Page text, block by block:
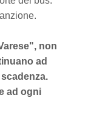
non
ad
ad ogni